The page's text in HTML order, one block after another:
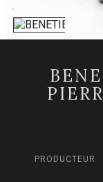
PRODUCTEUR